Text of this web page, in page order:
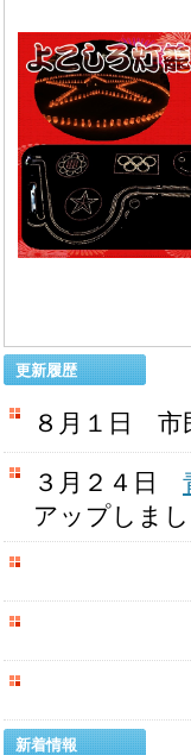
更新履歴
月日トップページを更
８月１日
３月２４日
アップしま
新着情報